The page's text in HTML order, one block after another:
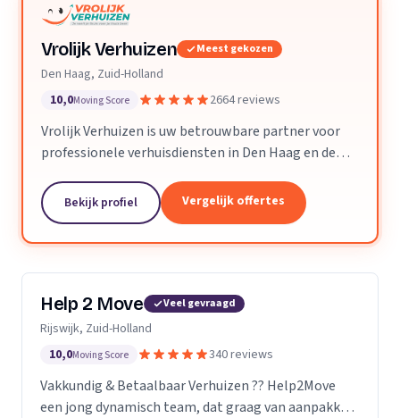
Vrolijk Verhuizen Meest gekozen
Den Haag, Zuid-Holland
10,0Moving Score 2664 reviews
Vrolijk Verhuizen is uw betrouwbare partner voor
professionele verhuisdiensten in Den Haag en de
ervaring en een toegewijd team zorgen wij ervoor
dat uw verhuizing soepel en zorgeloos verloopt.
Bekijk profiel Vergelijk offertes
Help 2 Move Veel gevraagd
Rijswijk, Zuid-Holland
10,0Moving Score 340 reviews
Vakkundig & Betaalbaar Verhuizen ?? Help2Move
een jong dynamisch team, dat graag van aanpakken